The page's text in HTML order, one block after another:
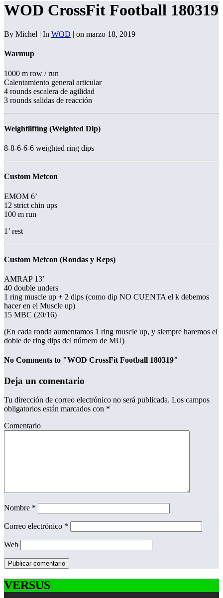
WOD CrossFit Football 180319
By Michel | In WOD | on marzo 18, 2019
Warmup
1000 m row / run
Calentamiento general articular
4 rounds escalera de agilidad
3 rounds salidas de reacción
Weightlifting (Weighted Dip)
8-8-6-6-6 weighted ring dips
Custom Metcon
EMOM 6’
12 strict chin ups
100 m run
1’ rest
Custom Metcon (Rondas y Reps)
AMRAP 13’
40 double unders
1 ring muscle up + 2 dips (como dip NO CUENTA el k debemos
hacer en el Muscle up)
15 MBC (20/16)
(En cada ronda aumentamos 1 ring muscle up, y siempre haremos el
doble de ring dips del número de MU)
No Comments to "WOD CrossFit Football 180319"
Deja un comentario
Tu dirección de correo electrónico no será publicada. Los campos
obligatorios están marcados con *
Comentario
Nombre *
Correo electrónico *
Web
VERSUS